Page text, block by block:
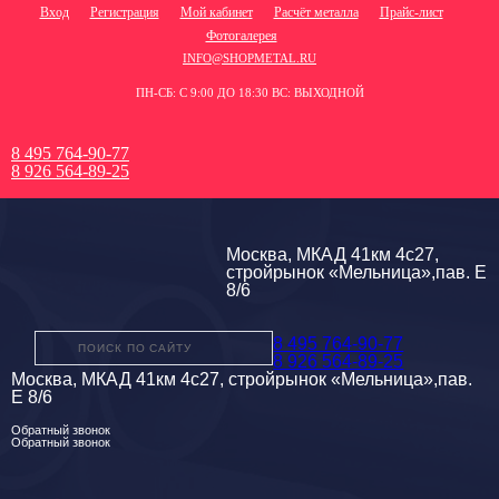
Вход Регистрация Мой кабинет Расчёт металла
Прайс-лист
Фотогалерея
INFO@SHOPMETAL.RU
ПН-СБ: С 9:00 ДО 18:30 ВС: ВЫХОДНОЙ
8 495 764-90-77
8 926 564-89-25
Москва, МКАД 41км 4с27,
стройрынок «Мельница»,пав. Е
8/6
8 495 764-90-77
8 926 564-89-25
Москва, МКАД 41км 4с27, стройрынок «Мельница»,пав.
Е 8/6
Обратный звонок
Обратный звонок